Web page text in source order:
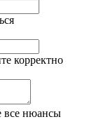
корректно
все нюансы